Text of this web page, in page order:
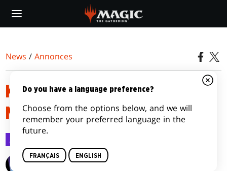
main
News /Annonces
KIT DE DÉMARRAGE 2022
MAGIC: THE GATHERING
Annonces
Wizards of the Coast
Do you have a language preference?
Choose from the options below, and we will
remember your preferred language in the
future.
FRANÇAIS ENGLISH